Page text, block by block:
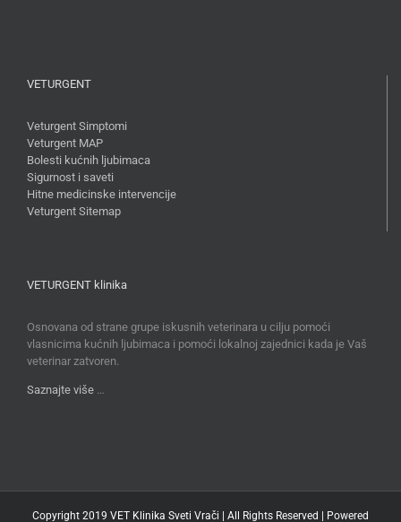
VETURGENT
Veturgent Simptomi
Veturgent MAP
Bolesti kućnih ljubimaca
Sigurnost i saveti
Hitne medicinske intervencije
Veturgent Sitemap
VETURGENT klinika
Osnovana od strane grupe iskusnih veterinara u cilju pomoći
vlasnicima kućnih ljubimaca i pomoći lokalnoj zajednici kada je Vaš
veterinar zatvoren.
Saznajte više …
Copyright 2019 VET Klinika Sveti Vrači | All Rights Reserved | Powered